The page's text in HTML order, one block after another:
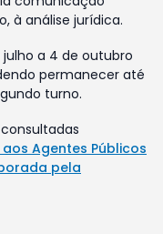
à análise jurídica.
a 4 de outubro
permanecer até
turno.
Agentes Públicos
pela